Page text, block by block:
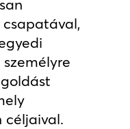
céljaival.